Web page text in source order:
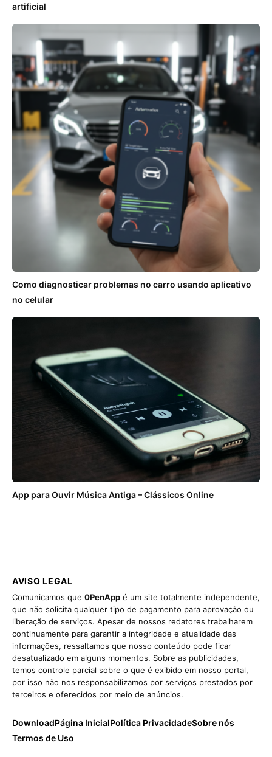
artificial
Como diagnosticar problemas no carro usando aplicativo
no celular
App para Ouvir Música Antiga – Clássicos Online
AVISO LEGAL
Comunicamos que 0PenApp é um site totalmente independente,
que não solicita qualquer tipo de pagamento para aprovação ou
liberação de serviços. Apesar de nossos redatores trabalharem
continuamente para garantir a integridade e atualidade das
informações, ressaltamos que nosso conteúdo pode ficar
desatualizado em alguns momentos. Sobre as publicidades,
temos controle parcial sobre o que é exibido em nosso portal,
por isso não nos responsabilizamos por serviços prestados por
terceiros e oferecidos por meio de anúncios.
DownloadPágina InicialPolítica PrivacidadeSobre nós
Termos de Uso